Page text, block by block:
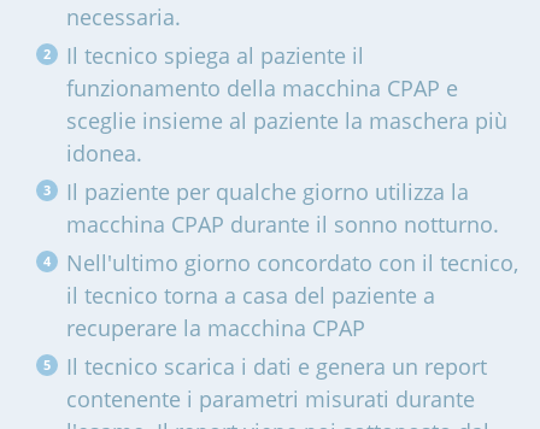
necessaria.
Il tecnico spiega al paziente il
funzionamento della macchina CPAP e
sceglie insieme al paziente la maschera più
idonea.
Il paziente per qualche giorno utilizza la
macchina CPAP durante il sonno notturno.
Nell'ultimo giorno concordato con il tecnico,
il tecnico torna a casa del paziente a
recuperare la macchina CPAP
Il tecnico scarica i dati e genera un report
contenente i parametri misurati durante